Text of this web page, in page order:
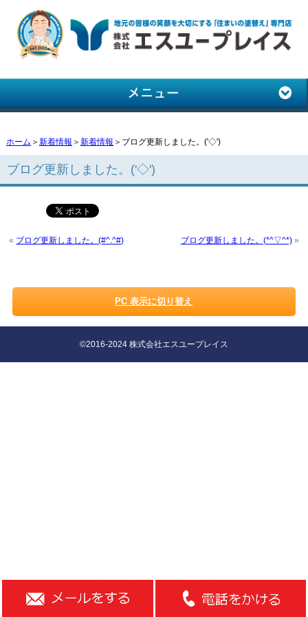
ホーム ＞ 新着情報 ＞ 新着情報 ＞ブログ更新しました。('◇')ゞ
ブログ更新しました。('◇')ゞ
« ブログ更新しました。(#^.^#) ブログ更新しました。(*^▽^*)»
PC 表示に切り替え
©2016-2024 株式会社エスユープレイス